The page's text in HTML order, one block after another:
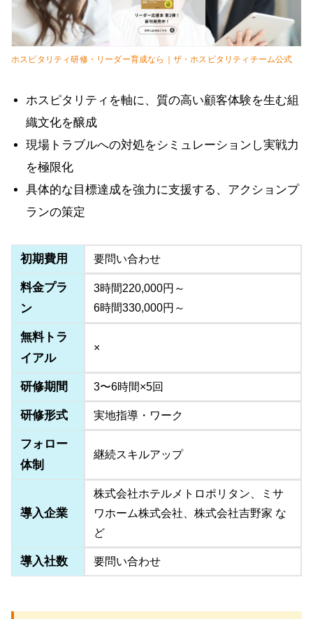
ホスピタリティ研修・リーダー育成なら｜ザ・ホスピタリティチーム公式
ホスピタリティを軸に、質の高い顧客体験を生む組
織文化を醸成
現場トラブルへの対処をシミュレーションし実戦力
を極限化
具体的な目標達成を強力に支援する、アクションプ
ランの策定
初期費用 要問い合わせ
料金プラ
ン
3時間220,000円～
6時間330,000円～
無料トラ
イアル
×
研修期間 3〜6時間×5回
研修形式 実地指導・ワーク
フォロー
体制
継続スキルアップ
導入企業
株式会社ホテルメトロポリタン、ミサ
ワホーム株式会社、株式会社吉野家 な
ど
導入社数 要問い合わせ